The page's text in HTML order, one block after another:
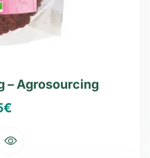
– Agrosourcing
€